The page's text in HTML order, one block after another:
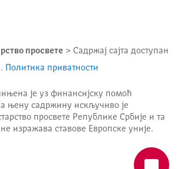
просвете > Садржај сајта доступан
Политика приватности
је уз финансијску помоћ
њену садржину искључиво је
просвете Републике Србије и та
изражава ставове Европске уније.